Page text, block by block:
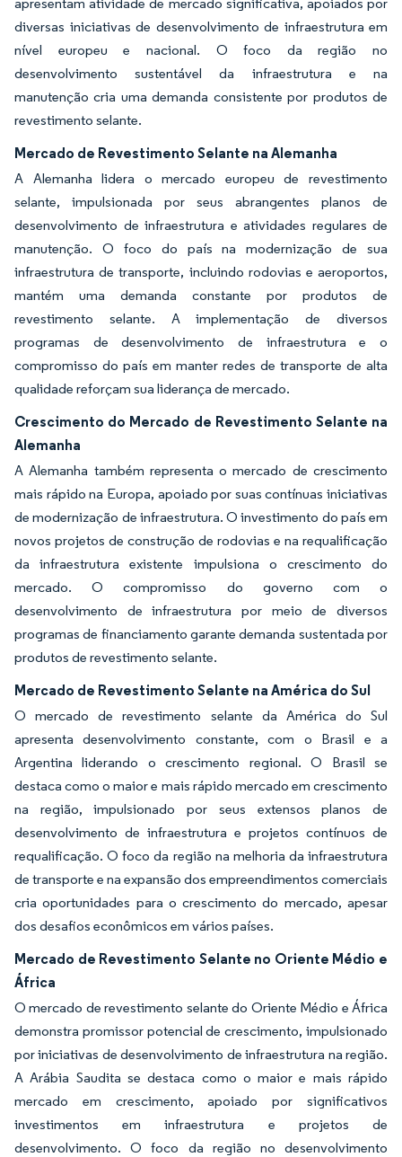
diversas iniciativas de desenvolvimento de infraestrutura em
nível europeu e nacional. O foco da região no
desenvolvimento sustentável da infraestrutura e na
manutenção cria uma demanda consistente por produtos de
revestimento selante.
Mercado de Revestimento Selante na Alemanha
A Alemanha lidera o mercado europeu de revestimento
selante, impulsionada por seus abrangentes planos de
desenvolvimento de infraestrutura e atividades regulares de
manutenção. O foco do país na modernização de sua
infraestrutura de transporte, incluindo rodovias e aeroportos,
mantém uma demanda constante por produtos de
revestimento selante. A implementação de diversos
programas de desenvolvimento de infraestrutura e o
compromisso do país em manter redes de transporte de alta
qualidade reforçam sua liderança de mercado.
Crescimento do Mercado de Revestimento Selante na
Alemanha
A Alemanha também representa o mercado de crescimento
mais rápido na Europa, apoiado por suas contínuas iniciativas
de modernização de infraestrutura. O investimento do país em
novos projetos de construção de rodovias e na requalificação
da infraestrutura existente impulsiona o crescimento do
mercado. O compromisso do governo com o
desenvolvimento de infraestrutura por meio de diversos
programas de financiamento garante demanda sustentada por
produtos de revestimento selante.
Mercado de Revestimento Selante na América do Sul
O mercado de revestimento selante da América do Sul
apresenta desenvolvimento constante, com o Brasil e a
Argentina liderando o crescimento regional. O Brasil se
destaca como o maior e mais rápido mercado em crescimento
na região, impulsionado por seus extensos planos de
desenvolvimento de infraestrutura e projetos contínuos de
requalificação. O foco da região na melhoria da infraestrutura
de transporte e na expansão dos empreendimentos comerciais
cria oportunidades para o crescimento do mercado, apesar
dos desafios econômicos em vários países.
Mercado de Revestimento Selante no Oriente Médio e
África
O mercado de revestimento selante do Oriente Médio e África
demonstra promissor potencial de crescimento, impulsionado
por iniciativas de desenvolvimento de infraestrutura na região.
A Arábia Saudita se destaca como o maior e mais rápido
mercado em crescimento, apoiado por significativos
investimentos em infraestrutura e projetos de
desenvolvimento. O foco da região no desenvolvimento